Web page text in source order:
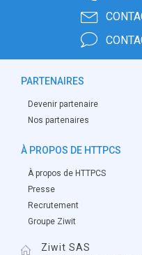
PARTENAIRES
Devenir partenaire
Nos partenaires
À PROPOS DE HTTPCS
À propos de HTTPCS
Presse
Recrutement
Groupe Ziwit
Ziwit SAS